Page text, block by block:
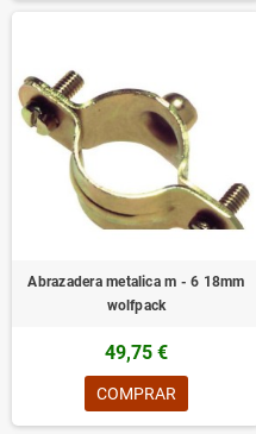
Abrazadera metalica m - 6 18mm
wolfpack
49,75 €
COMPRAR